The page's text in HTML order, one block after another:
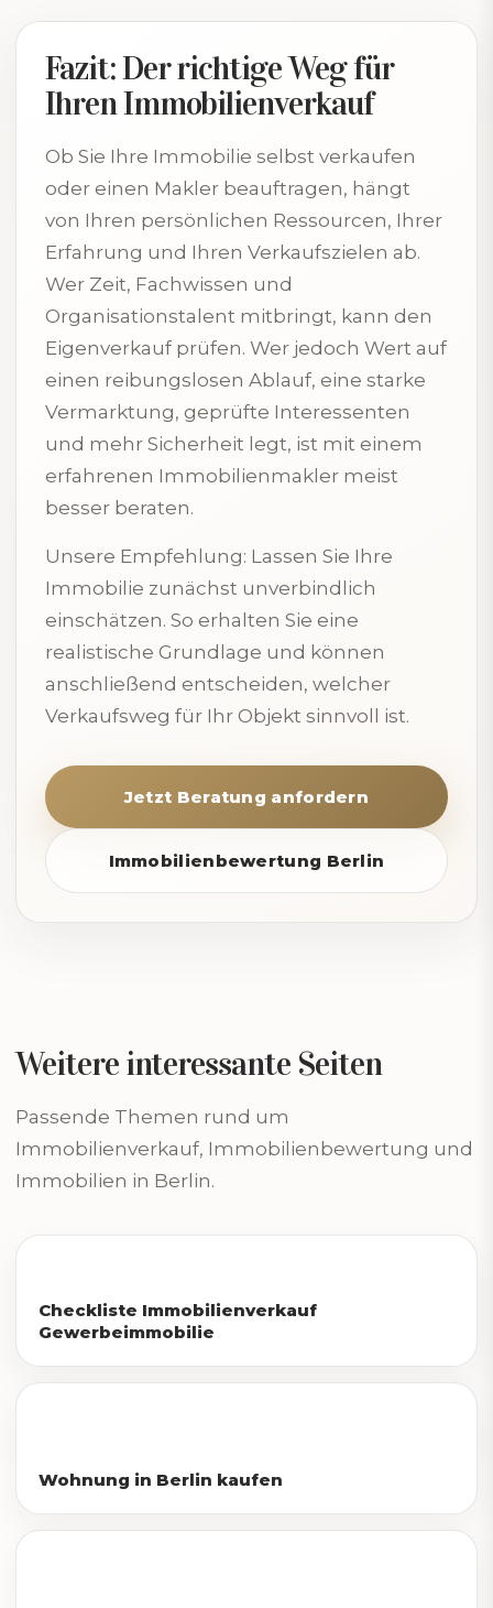
Fazit: Der richtige Weg für
Ihren Immobilienverkauf
Ob Sie Ihre Immobilie selbst verkaufen
oder einen Makler beauftragen, hängt
von Ihren persönlichen Ressourcen, Ihrer
Erfahrung und Ihren Verkaufszielen ab.
Wer Zeit, Fachwissen und
Organisationstalent mitbringt, kann den
Eigenverkauf prüfen. Wer jedoch Wert auf
einen reibungslosen Ablauf, eine starke
Vermarktung, geprüfte Interessenten
und mehr Sicherheit legt, ist mit einem
erfahrenen Immobilienmakler meist
besser beraten.
Unsere Empfehlung: Lassen Sie Ihre
Immobilie zunächst unverbindlich
einschätzen. So erhalten Sie eine
realistische Grundlage und können
anschließend entscheiden, welcher
Verkaufsweg für Ihr Objekt sinnvoll ist.
Jetzt Beratung anfordern
Immobilienbewertung Berlin
Weitere interessante Seiten
Passende Themen rund um
Immobilienverkauf, Immobilienbewertung und
Immobilien in Berlin.
Checkliste Immobilienverkauf
Gewerbeimmobilie
Wohnung in Berlin kaufen